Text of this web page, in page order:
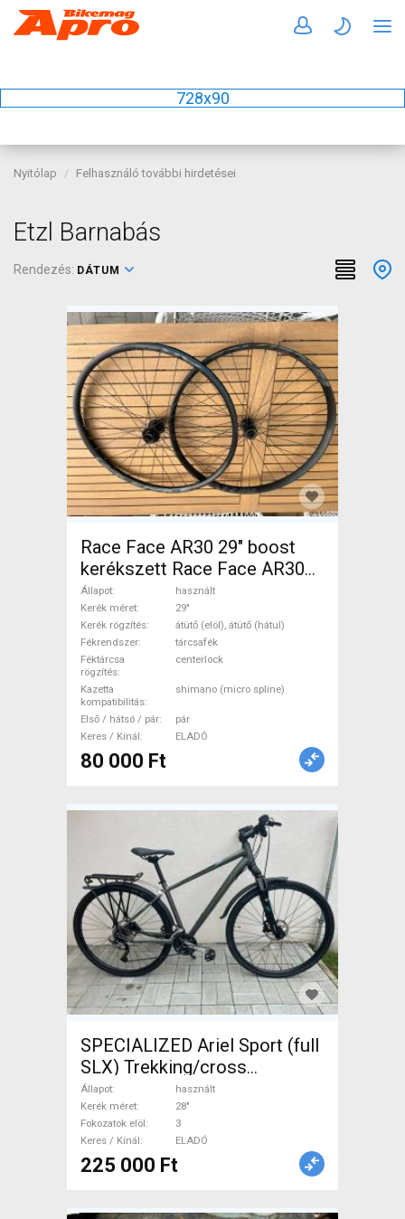
728x90
Nyitólap Felhasználó további hirdetései
Etzl Barnabás
Rendezés: DÁTUM
Race Face AR30 29" boost
kerékszett Race Face AR30
Mountain Bike Alkatrész,
MTB Kerék / Felni / Gumi 29"
használt ELADÓ
Állapot
használt
Kerék méret
29"
Kerék rögzítés
átütő (elöl), átütő (hátul)
Fékrendszer
tárcsafék
Féktárcsa
rögzítés
centerlock
Kazetta
kompatibilitás
shimano (micro spline)
Első / hátsó / pár
pár
Keres / Kínál
ELADÓ
80 000 Ft
SPECIALIZED Ariel Sport (full
SLX) Trekking/cross
tárcsafék használt ELADÓ
Állapot
használt
Kerék méret
28"
Fokozatok elöl
3
Keres / Kínál
ELADÓ
225 000 Ft